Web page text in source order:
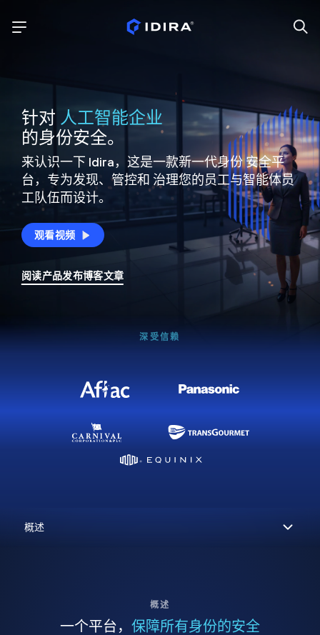
针对 人工智能企业
的身份安全。
来认识一下 Idira，这是一款新一代身份安全平
台，专为发现、管控和 治理您的员工与智能体员
工队伍而设计。
观看视频
阅读产品发布博客文章
深受信赖
概述
一个平台， 保障所有身份的安全